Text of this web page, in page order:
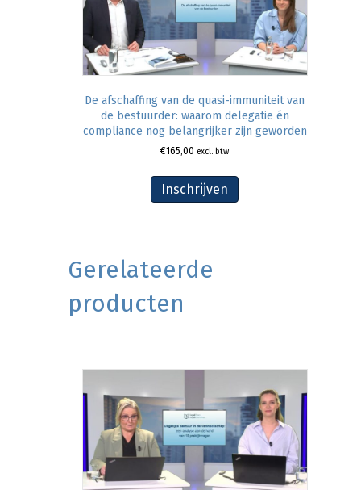
De afschaffing van de quasi-immuniteit van
de bestuurder: waarom delegatie én
compliance nog belangrijker zijn geworden
€165,00 excl. btw
Inschrijven
Gerelateerde
producten